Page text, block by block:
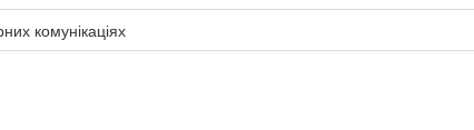
комунікаціях